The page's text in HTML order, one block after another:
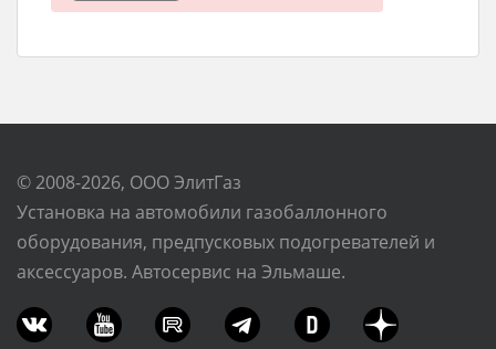
© 2008-2026, ООО ЭлитГаз
Установка на автомобили газобаллонного
оборудования, предпусковых подогревателей и
аксессуаров. Автосервис на Эльмаше.